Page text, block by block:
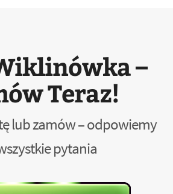
–
Teraz!
lub zamów – odpowiemy
pytania